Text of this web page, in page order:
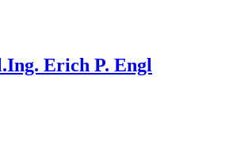
Erich P. Engl